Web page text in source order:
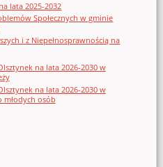
lata 2025-2032
Społecznych w gminie
i z Niepełnosprawnością na
na lata 2026-2030 w
na lata 2026-2030 w
młodych osób